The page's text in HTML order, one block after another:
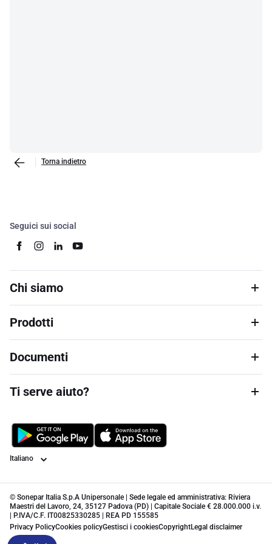
Torna indietro
Seguici sui social
Chi siamo
Prodotti
Documenti
Ti serve aiuto?
Lingua
© Sonepar Italia S.p.A Unipersonale | Sede legale ed amministrativa: Riviera
Maestri del Lavoro, 24, 35127 Padova (PD) | Capitale Sociale € 28.000.000 i.v.
| P.IVA/C.F. IT00825330285 | REA PD 155585
Privacy PolicyCookies policyGestisci i cookiesCopyrightLegal disclaimer